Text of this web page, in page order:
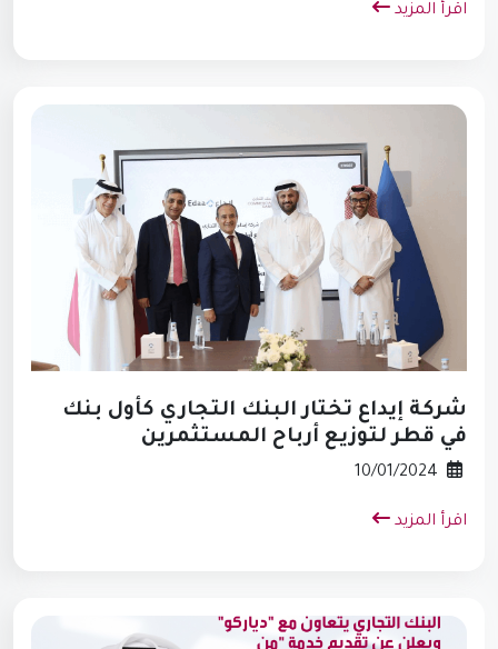
اقرأ المزيد
شركة إيداع تختار البنك التجاري كأول بنك
في قطر لتوزيع أرباح المستثمرين
اقرأ المزيد